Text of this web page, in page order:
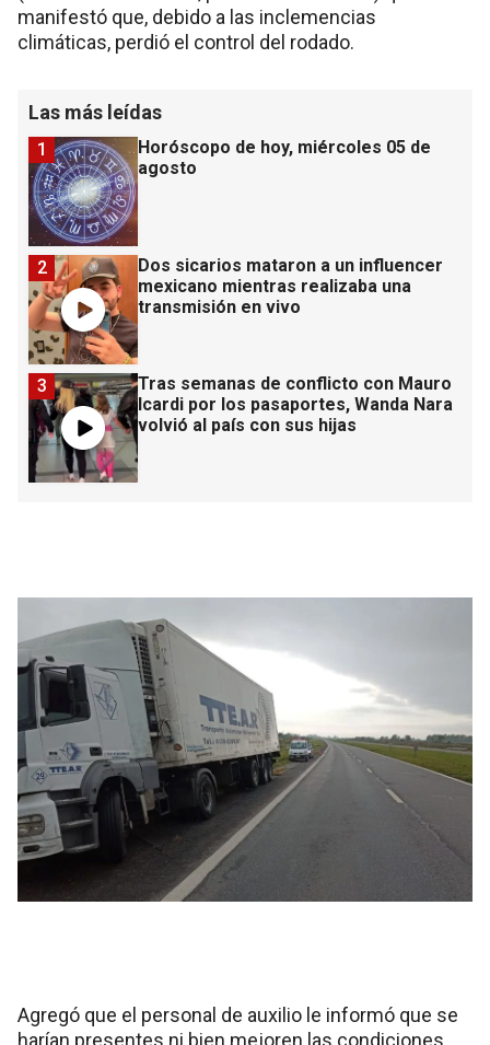
manifestó que, debido a las inclemencias
climáticas, perdió el control del rodado.
Las más leídas
Horóscopo de hoy, miércoles 05 de
agosto
1
Dos sicarios mataron a un influencer
mexicano mientras realizaba una
transmisión en vivo
2
Tras semanas de conflicto con Mauro
Icardi por los pasaportes, Wanda Nara
volvió al país con sus hijas
3
Agregó que el personal de auxilio le informó que se
harían presentes ni bien mejoren las condiciones